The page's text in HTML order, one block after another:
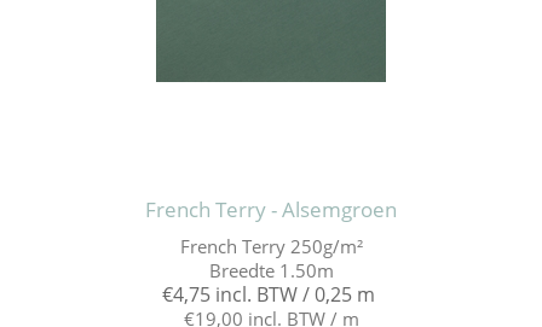
French Terry - Alsemgroen
French Terry 250g/m²
Breedte 1.50m
€4,75 incl. BTW / 0,25 m
€19,00 incl. BTW / m